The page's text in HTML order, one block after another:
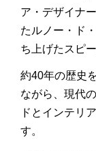
ア・デザイナ
たルノー・ド
ち上げたスピ
約40年の歴史
ながら、現代
ドとインテリ
す。